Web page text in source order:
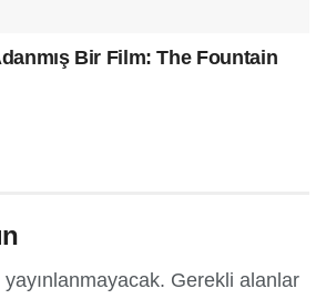
Bir Film: The Fountain
Gerekli alanlar